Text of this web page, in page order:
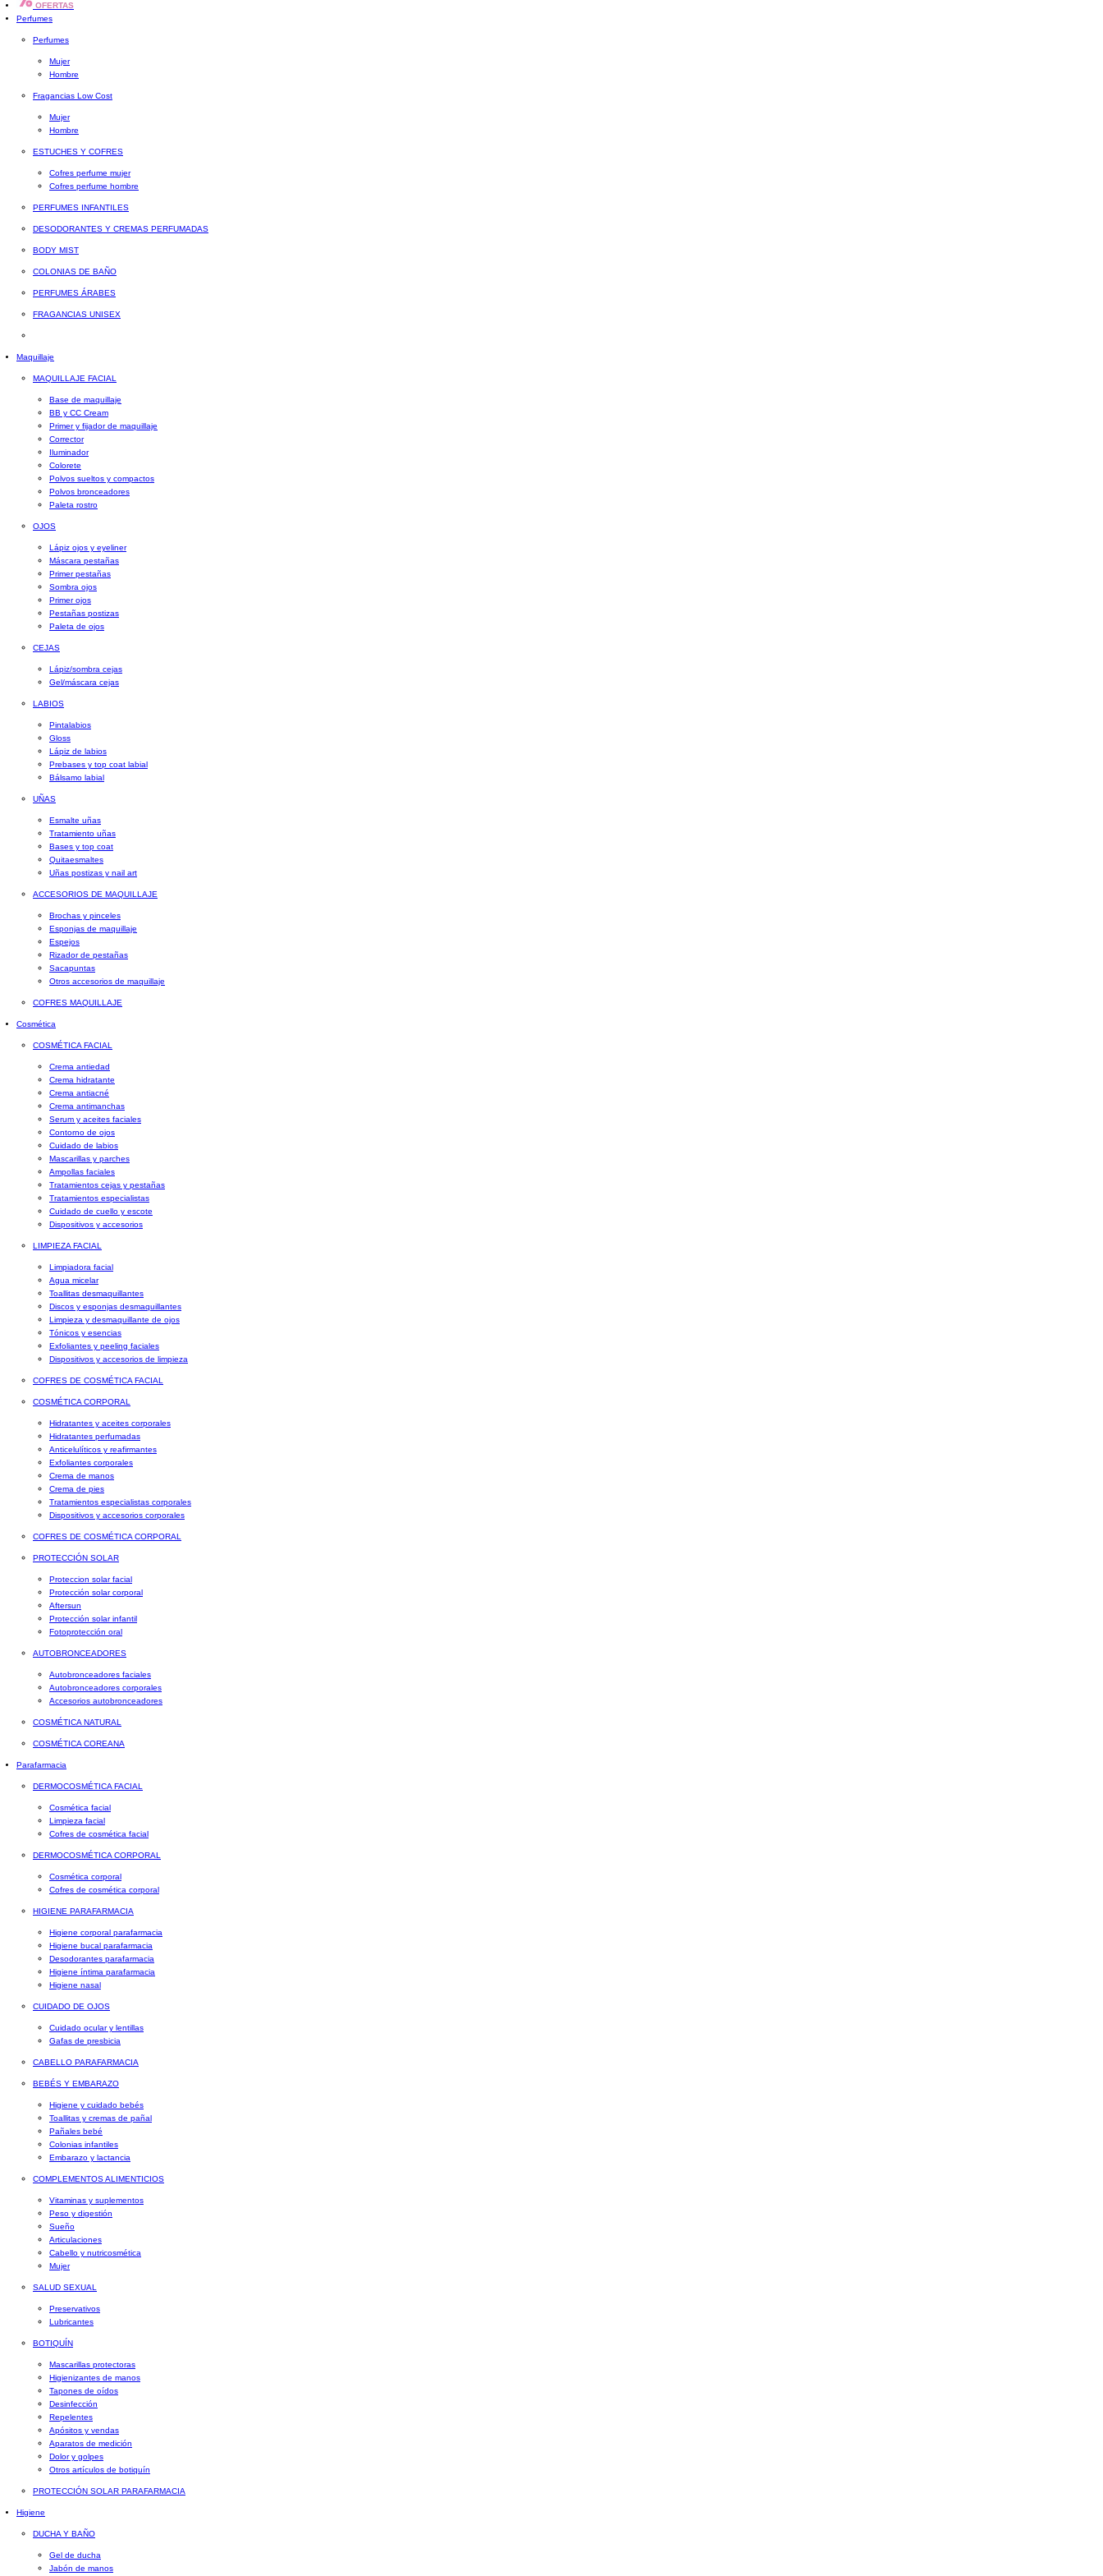
OFERTAS
Perfumes
Perfumes
Mujer
Hombre
Fragancias Low Cost
Mujer
Hombre
ESTUCHES Y COFRES
Cofres perfume mujer
Cofres perfume hombre
PERFUMES INFANTILES
DESODORANTES Y CREMAS PERFUMADAS
BODY MIST
COLONIAS DE BAÑO
PERFUMES ÁRABES
FRAGANCIAS UNISEX
Maquillaje
MAQUILLAJE FACIAL
Base de maquillaje
BB y CC Cream
Primer y fijador de maquillaje
Corrector
Iluminador
Colorete
Polvos sueltos y compactos
Polvos bronceadores
Paleta rostro
OJOS
Lápiz ojos y eyeliner
Máscara pestañas
Primer pestañas
Sombra ojos
Primer ojos
Pestañas postizas
Paleta de ojos
CEJAS
Lápiz/sombra cejas
Gel/máscara cejas
LABIOS
Pintalabios
Gloss
Lápiz de labios
Prebases y top coat labial
Bálsamo labial
UÑAS
Esmalte uñas
Tratamiento uñas
Bases y top coat
Quitaesmaltes
Uñas postizas y nail art
ACCESORIOS DE MAQUILLAJE
Brochas y pinceles
Esponjas de maquillaje
Espejos
Rizador de pestañas
Sacapuntas
Otros accesorios de maquillaje
COFRES MAQUILLAJE
Cosmética
COSMÉTICA FACIAL
Crema antiedad
Crema hidratante
Crema antiacné
Crema antimanchas
Serum y aceites faciales
Contorno de ojos
Cuidado de labios
Mascarillas y parches
Ampollas faciales
Tratamientos cejas y pestañas
Tratamientos especialistas
Cuidado de cuello y escote
Dispositivos y accesorios
LIMPIEZA FACIAL
Limpiadora facial
Agua micelar
Toallitas desmaquillantes
Discos y esponjas desmaquillantes
Limpieza y desmaquillante de ojos
Tónicos y esencias
Exfoliantes y peeling faciales
Dispositivos y accesorios de limpieza
COFRES DE COSMÉTICA FACIAL
COSMÉTICA CORPORAL
Hidratantes y aceites corporales
Hidratantes perfumadas
Anticelulíticos y reafirmantes
Exfoliantes corporales
Crema de manos
Crema de pies
Tratamientos especialistas corporales
Dispositivos y accesorios corporales
COFRES DE COSMÉTICA CORPORAL
PROTECCIÓN SOLAR
Proteccion solar facial
Protección solar corporal
Aftersun
Protección solar infantil
Fotoprotección oral
AUTOBRONCEADORES
Autobronceadores faciales
Autobronceadores corporales
Accesorios autobronceadores
COSMÉTICA NATURAL
COSMÉTICA COREANA
Parafarmacia
DERMOCOSMÉTICA FACIAL
Cosmética facial
Limpieza facial
Cofres de cosmética facial
DERMOCOSMÉTICA CORPORAL
Cosmética corporal
Cofres de cosmética corporal
HIGIENE PARAFARMACIA
Higiene corporal parafarmacia
Higiene bucal parafarmacia
Desodorantes parafarmacia
Higiene íntima parafarmacia
Higiene nasal
CUIDADO DE OJOS
Cuidado ocular y lentillas
Gafas de presbicia
CABELLO PARAFARMACIA
BEBÉS Y EMBARAZO
Higiene y cuidado bebés
Toallitas y cremas de pañal
Pañales bebé
Colonias infantiles
Embarazo y lactancia
COMPLEMENTOS ALIMENTICIOS
Vitaminas y suplementos
Peso y digestión
Sueño
Articulaciones
Cabello y nutricosmética
Mujer
SALUD SEXUAL
Preservativos
Lubricantes
BOTIQUÍN
Mascarillas protectoras
Higienizantes de manos
Tapones de oídos
Desinfección
Repelentes
Apósitos y vendas
Aparatos de medición
Dolor y golpes
Otros artículos de botiquín
PROTECCIÓN SOLAR PARAFARMACIA
Higiene
DUCHA Y BAÑO
Gel de ducha
Jabón de manos